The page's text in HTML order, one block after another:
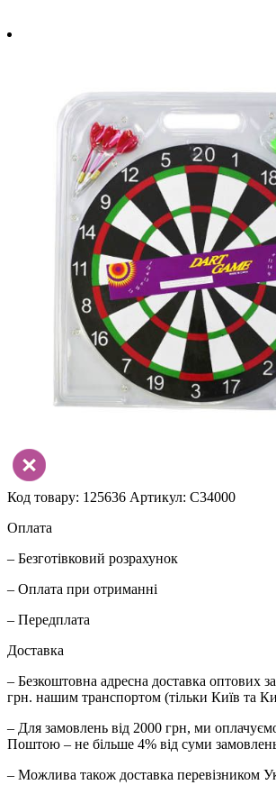
Код товару: 125636 Артикул: C34000
Оплата
– Безготівковий розрахунок
– Оплата при отриманні
– Передплата
Доставка
– Безкоштовна адресна доставка оптових
грн. нашим транспортом (тільки Київ та
– Для замовлень від 2000 грн, ми
Поштою – не більше 4% від суми
– Можлива також доставка перевізником